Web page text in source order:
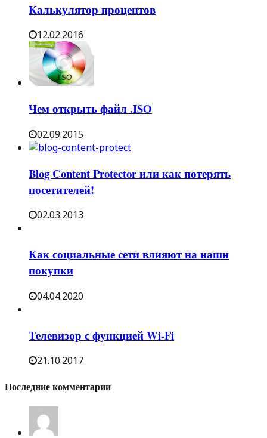
Калькулятор процентов
12.02.2016
Чем открыть файл .ISO
02.09.2015
Blog Content Protector или как потерять
посетителей!
02.03.2013
Как социальные сети влияют на наши
покупки
04.04.2020
Телевизор с функцией Wi-Fi
21.10.2017
Последние комментарии